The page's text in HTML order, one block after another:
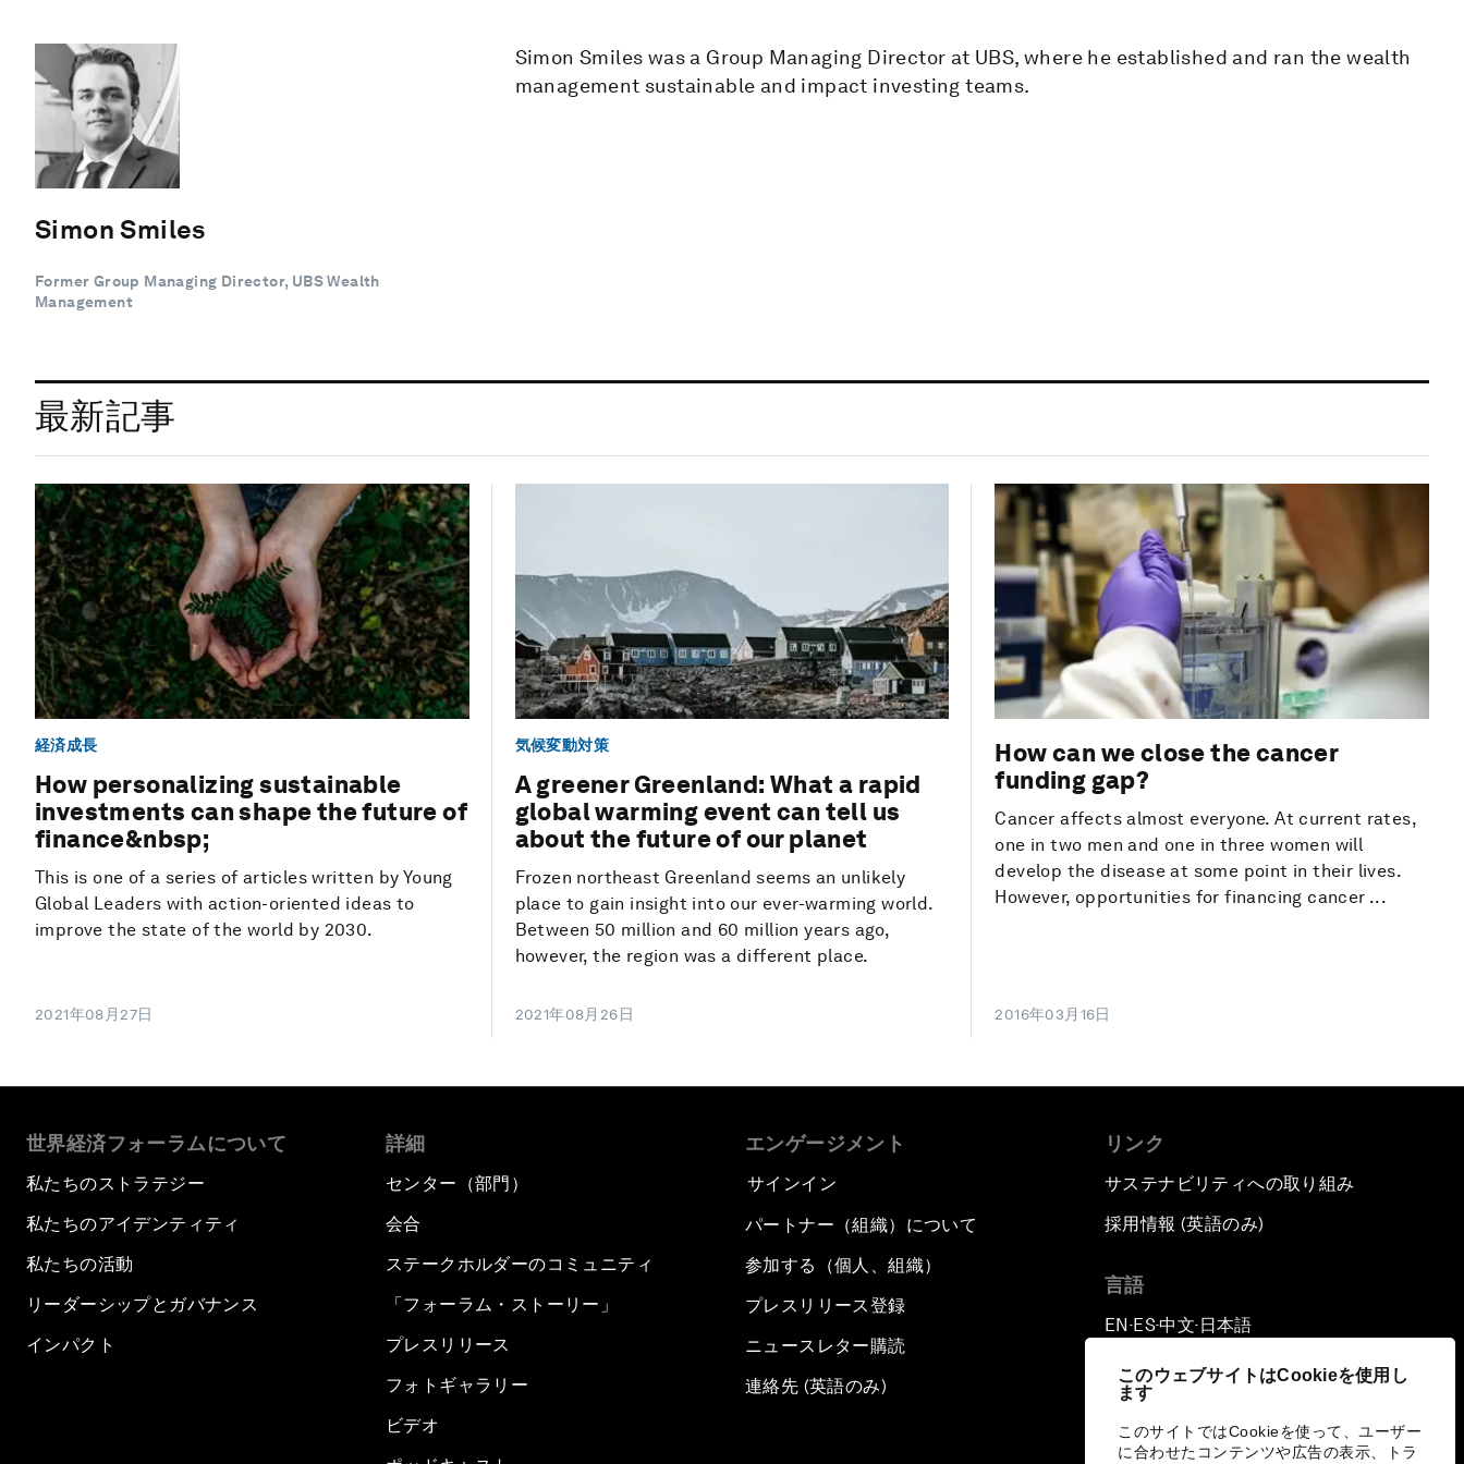
このウェブサイトはCookieを使用し
ます
このサイトではCookieを使って、ユーザー
に合わせたコンテンツや広告の表示、トラ
Simon Smiles
Former Group Managing Director, UBS Wealth
Management
Simon Smiles was a Group Managing Director at UBS, where he established and ran the wealth
management sustainable and impact investing teams.
最新記事
経済成長
How personalizing sustainable
investments can shape the future of
finance&nbsp;
This is one of a series of articles written by Young
Global Leaders with action-oriented ideas to
improve the state of the world by 2030.
2021年08月27日
気候変動対策
A greener Greenland: What a rapid
global warming event can tell us
about the future of our planet
Frozen northeast Greenland seems an unlikely
place to gain insight into our ever-warming world.
Between 50 million and 60 million years ago,
however, the region was a different place.
2021年08月26日
How can we close the cancer
funding gap?
Cancer affects almost everyone. At current rates,
one in two men and one in three women will
develop the disease at some point in their lives.
However, opportunities for financing cancer ...
2016年03月16日
世界経済フォーラムについて
私たちのストラテジー
私たちのアイデンティティ
私たちの活動
リーダーシップとガバナンス
インパクト
詳細
センター（部門）
会合
ステークホルダーのコミュニティ
「フォーラム・ストーリー」
プレスリリース
フォトギャラリー
ビデオ
エンゲージメント
サインイン
パートナー（組織）について
参加する（個人、組織）
プレスリリース登録
ニュースレター購読
連絡先 (英語のみ)
リンク
サステナビリティへの取り組み
採用情報 (英語のみ)
言語
EN ▪ ES▪中文▪ 日本語